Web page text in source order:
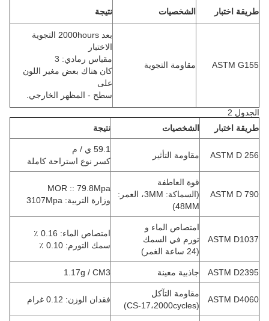
طريقة اختبار
الشخصيات نتيجة
ASTM G155 مقاومة التجوية
بعد 2000hours التجوية
الاختبار
مقياس رمادي: 3
كان هناك بعض مغير اللون
على
سطح - المظهر الخارجي.
الجدول 2
طريقة اختبار
الشخصيات نتيجة
ASTM D 256 مقاومة التأثير
59.1 ي / م
كسر نوع استراحة كاملة
ASTM D 790
قوة العاطفة
(السماكة: 3MM، العمر:
48MM)
MOR :: 79.8Mpa
وزارة التربية: 3107Mpa
ASTM D1037
امتصاص الماء و
تورم في السمك
امتصاص الماء: 0.16 ٪
سمك التورم: 0.10 ٪
ASTM D2395 جاذبية معينة 1.17g / CM3
ASTM D4060
مقاومة التآكل
فقدان الوزن: 0.12 غرام